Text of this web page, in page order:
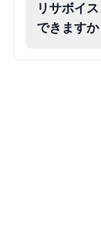
リサボイ
できますか